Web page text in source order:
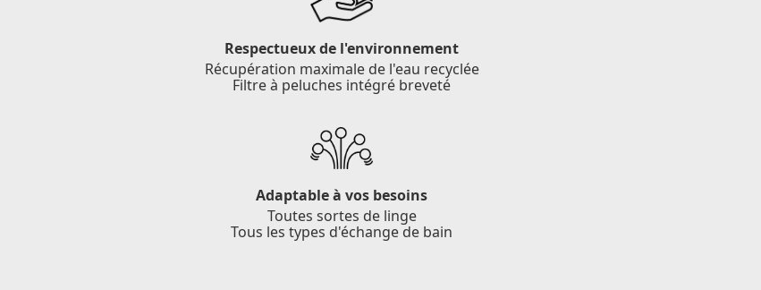
Respectueux de l'environnement
Récupération maximale de l'eau recyclée
Filtre à peluches intégré breveté
Adaptable à vos besoins
Toutes sortes de linge
Tous les types d'échange de bain